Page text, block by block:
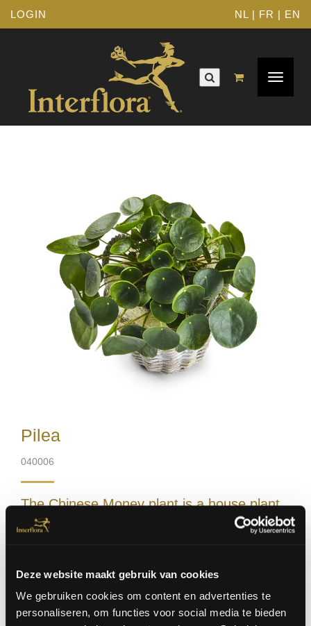
Deze website maakt gebruik van cookies
We gebruiken cookies om content en advertenties te
personaliseren, om functies voor social media te bieden
LOGIN NL | FR | EN
Toggle
Pilea
040006
The Chinese Money plant is a house plant
that is easy to maintain, the plant likes a
place with a lot of indirect sunlight.It doesn't
plants will grow